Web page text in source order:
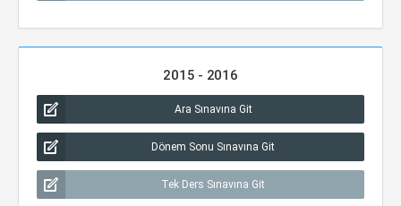
2015 - 2016
Ara Sınavına Git
Dönem Sonu Sınavına Git
Tek Ders Sınavına Git